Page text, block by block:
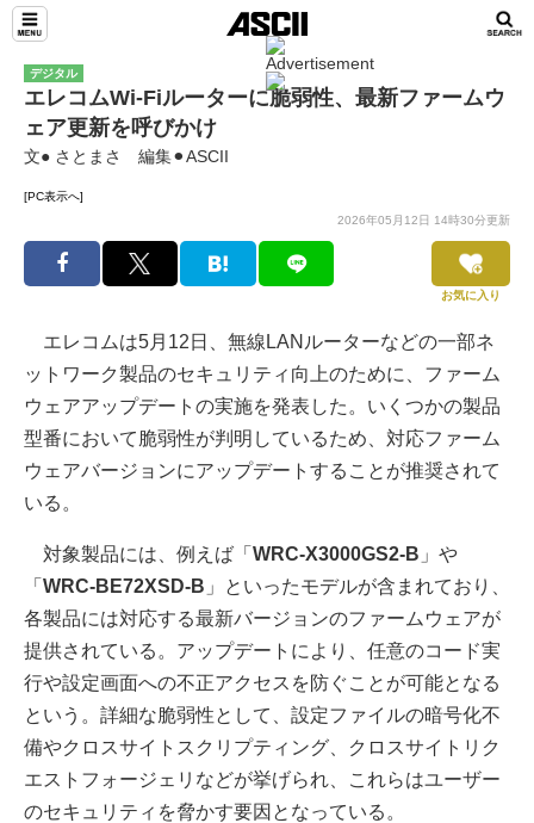
デジタル
エレコムWi-Fiルーターに脆弱性、最新ファームウ
ェア更新を呼びかけ
文● さとまさ 編集⚫︎ASCII
[PC表示へ]
2026年05月12日 14時30分更新
お気に入り
エレコムは5月12日、無線LANルーターなどの一部ネ
ットワーク製品のセキュリティ向上のために、ファーム
ウェアアップデートの実施を発表した。いくつかの製品
型番において脆弱性が判明しているため、対応ファーム
ウェアバージョンにアップデートすることが推奨されて
いる。
対象製品には、例えば「 WRC-X3000GS2-B 」や
「 WRC-BE72XSD-B 」といったモデルが含まれており、
各製品には対応する最新バージョンのファームウェアが
提供されている。アップデートにより、任意のコード実
行や設定画面への不正アクセスを防ぐことが可能となる
という。詳細な脆弱性として、設定ファイルの暗号化不
備やクロスサイトスクリプティング、クロスサイトリク
エストフォージェリなどが挙げられ、これらはユーザー
のセキュリティを脅かす要因となっている。